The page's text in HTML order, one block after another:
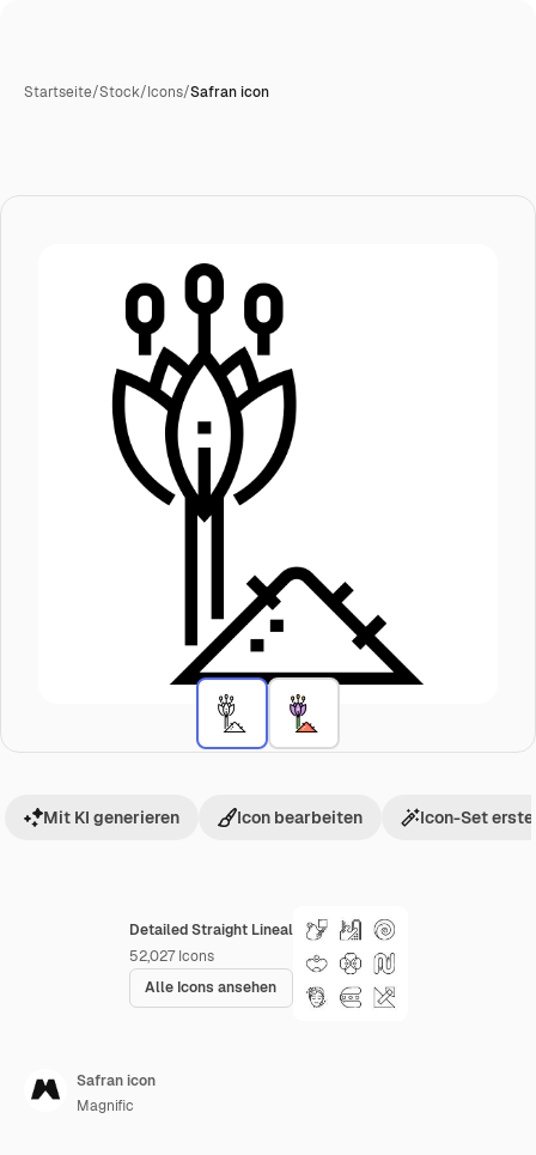
Startseite/Stock/Icons/Safran icon
Detailed Straight Lineal
52,027 Icons
Alle Icons ansehen
Mit KI generieren Icon bearbeiten Icon-Set
Safran icon
Magnific